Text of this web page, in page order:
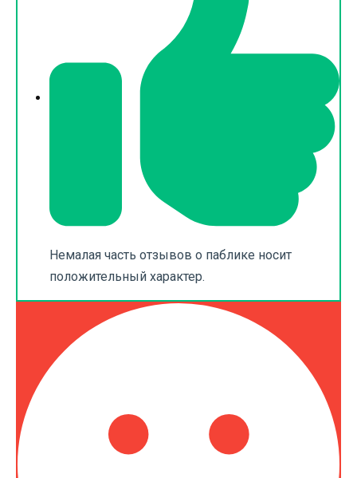
Немалая часть отзывов о паблике носит
положительный характер.